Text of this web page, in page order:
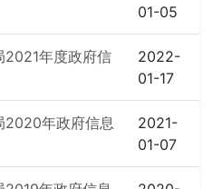
01-05
2021年度政府信
2022-
01-17
2020年政府信息
2021-
01-07